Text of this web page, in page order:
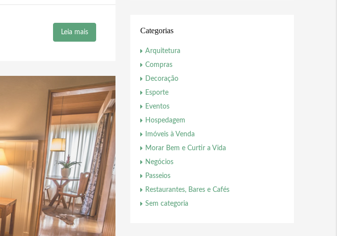
Leia mais Categorias
Arquitetura
Compras
Decoração
Esporte
Eventos
Hospedagem
Imóveis à Venda
Morar Bem e Curtir a Vida
Negócios
Passeios
Restaurantes, Bares e Cafés
Sem categoria